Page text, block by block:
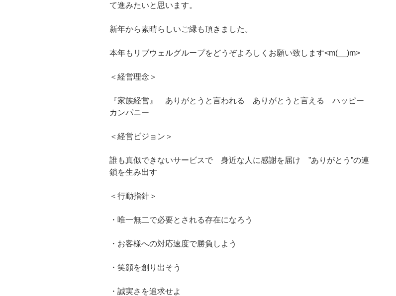
て進みたいと思います。
新年から素晴らしいご縁も頂きました。
本年もリブウェルグループをどうぞよろしくお願い致します<m(__)m>
＜経営理念＞
『家族経営』 ありがとうと言われる ありがとうと言える ハッピー
カンパニー
＜経営ビジョン＞
誰も真似できないサービスで 身近な人に感謝を届け ”ありがとう”の連
鎖を生み出す
＜行動指針＞
・唯一無二で必要とされる存在になろう
・お客様への対応速度で勝負しよう
・笑顔を創り出そう
・誠実さを追求せよ